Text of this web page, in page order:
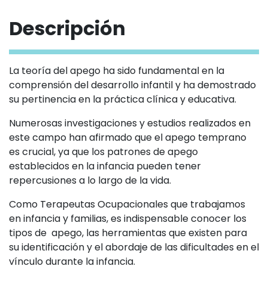
Descripción
La teoría del apego ha sido fundamental en la
comprensión del desarrollo infantil y ha demostrado
su pertinencia en la práctica clínica y educativa.
Numerosas investigaciones y estudios realizados en
este campo han afirmado que el apego temprano
es crucial, ya que los patrones de apego
establecidos en la infancia pueden tener
repercusiones a lo largo de la vida.
Como Terapeutas Ocupacionales que trabajamos
en infancia y familias, es indispensable conocer los
tipos de apego, las herramientas que existen para
su identificación y el abordaje de las dificultades en el
vínculo durante la infancia.